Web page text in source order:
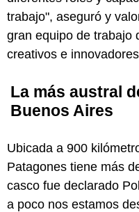
trabajo", aseguró y
gran equipo de trabajo
creativos e
La más austral
Buenos Aires
Ubicada a 900
Patagones tiene más
casco fue declarado
a poco nos estamos